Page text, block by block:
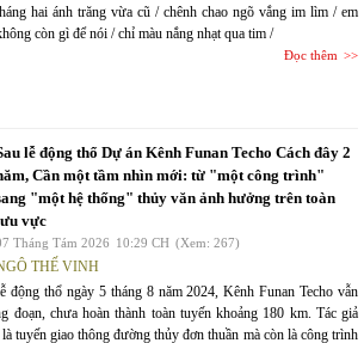
hai ánh trăng vừa cũ / chênh chao ngõ vắng im lìm / em
còn gì để nói / chỉ màu nắng nhạt qua tim /
Đọc thêm
lễ động thổ Dự án Kênh Funan Techo Cách đây 2
Cần một tầm nhìn mới: từ "một công trình"
"một hệ thống" thủy văn ảnh hưởng trên toàn
vực
Tháng Tám 2026 10:29 CH (Xem: 267)
THẾ VINH
động thổ ngày 5 tháng 8 năm 2024, Kênh Funan Techo vẫn
đoạn, chưa hoàn thành toàn tuyến khoảng 180 km. Tác giả
tuyến giao thông đường thủy đơn thuần mà còn là công trình